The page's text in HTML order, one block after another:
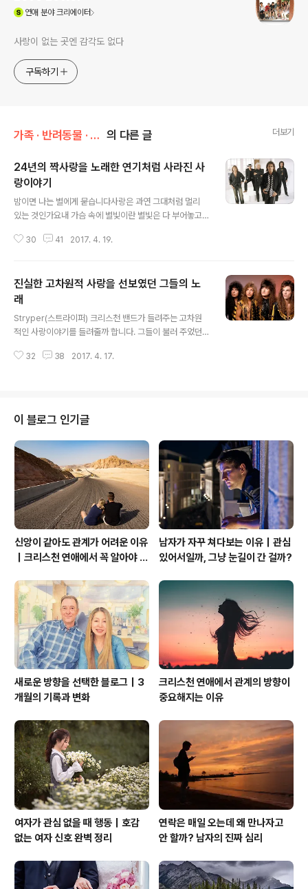
연애분야 크리에이터
사랑이 없는 곳엔 감각도 없다
구독하기
가족 · 반려동물 · 취향/취미 & 관심사 의 다른 글 더보기
24년의 짝사랑을 노래한 연기처럼 사라진 사
랑이야기
밤이면 나는 별에게 묻습니다사랑은 과연 그대처럼 멀리
있는 것인가요내 가슴 속에 별빛이란 별빛은 다 부어놓고
멀리서 무심히만 있는 겁니까? 이정하 -"별에게 묻다" htt
년의 짝사랑을 노래한 연기처럼 사라진 사랑이야기의 주인
공이된 스모키라는 그룹의 곡을 들어본다. 오늘 소개할 곡
은 영국의 하드락밴드로 알려진 스모키의 1976년 "Livin
g Next Door to Alice"노래이다. 그들은 1964년 악기
사에서 밴드가 결성되어, 우리 한국인의 감성을 사로 잡았
던 매력적이였던 엘리스와 얽혀진 사연이 담겨 있었던 노
30 41 2017. 4. 19.
진실한 고차원적 사랑을 선보였던 그들의 노
래
Stryper(스트라이퍼) 크리스천 밴드가 들려주는 고차원
적인 사랑이야기를 들려줄까 합니다. 그들이 불러 주었던
트가 직접 작사,작곡한 곡이였습니다. 그들의 다섯번째 싱
헌을 한 노래였지요. 1986년 "지옥과 함께하는 악마(To
Hell with the Devil)"라는 정규앨범에 수록된 "진정함으
로(Honestly )"라는 노래는 싱글로 나왔었습니다. 동명타
이틀 "진정함으로"는 바이널로 판매되었고 B사이드면에는
"Sing-Along Song", Loving You(Live in Jap..
32 38 2017. 4. 17.
이 블로그 인기글
신앙이 같아도 관계가 어려운 이유
｜크리스천 연애에서 꼭 알아야 할
남자가 자꾸 쳐다보는 이유｜관심
있어서일까, 그냥 눈길이 간 걸까?
새로운 방향을 선택한 블로그｜3
개월의 기록과 변화
크리스천 연애에서 관계의 방향이
중요해지는 이유
여자가 관심 없을 때 행동｜호감
없는 여자 신호 완벽 정리
연락은 매일 오는데 왜 만나자고
안 할까? 남자의 진짜 심리